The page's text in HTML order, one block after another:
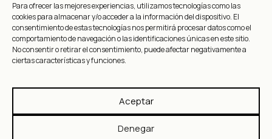
Para ofrecer las mejores experiencias, utilizamos tecnologías como las
cookies para almacenar y/o acceder a la información del dispositivo. El
consentimiento de estas tecnologías nos permitirá procesar datos como el
comportamiento de navegación o las identificaciones únicas en este sitio.
No consentir o retirar el consentimiento, puede afectar negativamente a
ciertas características y funciones.
Aceptar
Denegar